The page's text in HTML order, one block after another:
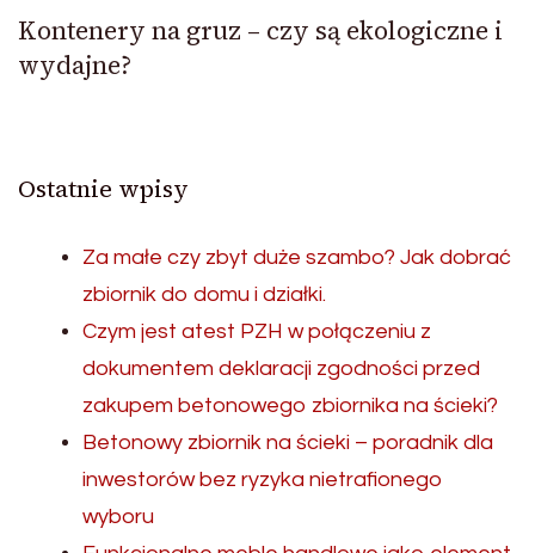
Kontenery na gruz – czy są ekologiczne i
wydajne?
Ostatnie wpisy
Za małe czy zbyt duże szambo? Jak dobrać
zbiornik do domu i działki.
Czym jest atest PZH w połączeniu z
dokumentem deklaracji zgodności przed
zakupem betonowego zbiornika na ścieki?
Betonowy zbiornik na ścieki – poradnik dla
inwestorów bez ryzyka nietrafionego
wyboru